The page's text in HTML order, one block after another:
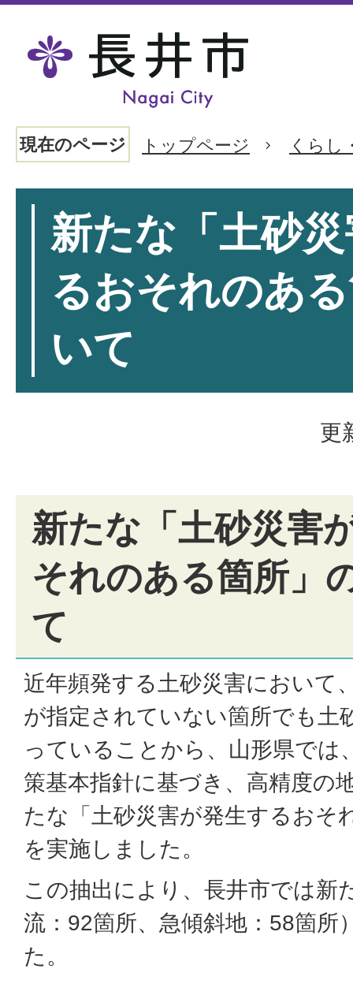
現在のページ トップページ くらし
新たな「土砂
るおそれのあ
いて
更
新たな「土砂災害
それのある箇所」
て
近年頻発する土砂災害において
が指定されていない箇所でも土
っていることから、山形県では
策基本指針に基づき、高精度の
たな「土砂災害が発生するおそ
を実施しました。
この抽出により、長井市では新
流：92箇所、急傾斜地：58箇所
た。